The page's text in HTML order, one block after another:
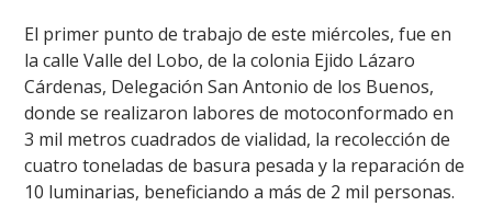
El primer punto de trabajo de este miércoles, fue en
la calle Valle del Lobo, de la colonia Ejido Lázaro
Cárdenas, Delegación San Antonio de los Buenos,
donde se realizaron labores de motoconformado en
3 mil metros cuadrados de vialidad, la recolección de
cuatro toneladas de basura pesada y la reparación de
10 luminarias, beneficiando a más de 2 mil personas.